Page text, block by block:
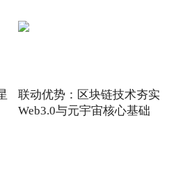
联动优势：区块链技术夯实
Web3.0与元宇宙核心基础